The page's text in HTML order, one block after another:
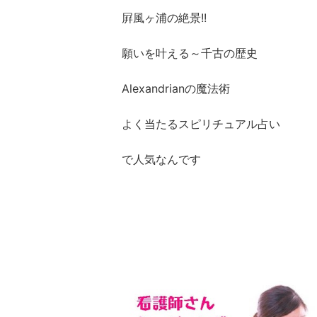
屛風ヶ浦の絶景!!
願いを叶える～千古の歴史
Alexandrianの魔法術
よく当たるスピリチュアル占い
で人気なんです